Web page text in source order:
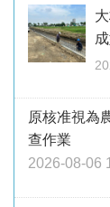
原核准視為
查作業
2026-08-06